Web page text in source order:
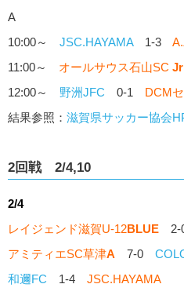
A
10:00～ JSC.HAYAMA1-3
11:00～ オールサウス石山SC Jr
12:00～ 野洲JFC 0-1
DCM
結果参照： 滋賀県サッカー協会
2回戦 2/4,10
2/4
レイジェンド滋賀U-12BLUE
アミティエSC草津A 7-0
和邇FC 1-4 JSC.HAYAMA